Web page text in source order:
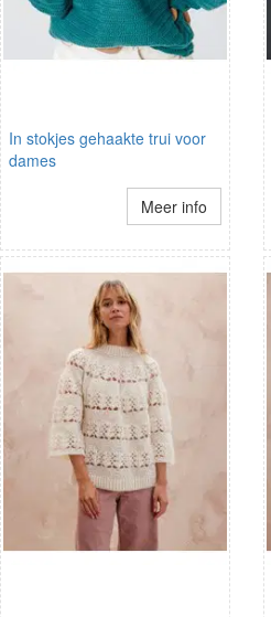
In stokjes gehaakte trui voor
dames
Meer info